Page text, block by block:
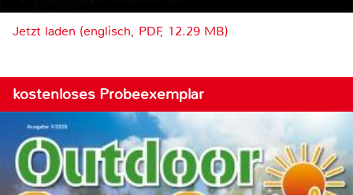
Jetzt laden (englisch, PDF, 12.29 MB)
kostenloses Probeexemplar